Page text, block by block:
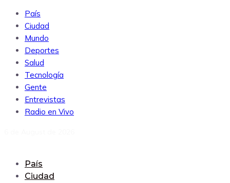
País
Ciudad
Mundo
Deportes
Salud
Tecnología
Gente
Entrevistas
Radio en Vivo
País
Ciudad